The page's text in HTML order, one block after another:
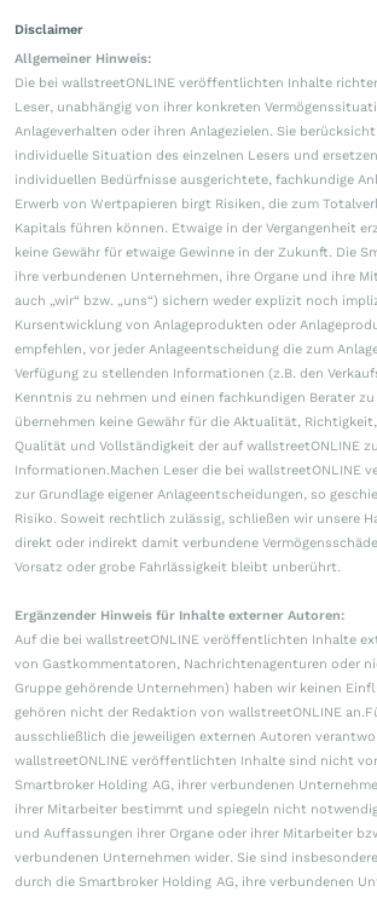
Disclaimer
Allgemeiner Hinweis:
Die bei wallstreetONLINE veröffentlichten Inhalte
Leser, unabhängig von ihrer konkreten
Anlageverhalten oder ihren Anlagezielen. Sie
individuelle Situation des einzelnen Lesers und
individuellen Bedürfnisse ausgerichtete, fachkundige
Erwerb von Wertpapieren birgt Risiken, die zum
Kapitals führen können. Etwaige in der Vergangenheit
keine Gewähr für etwaige Gewinne in der Zukunft. Die
ihre verbundenen Unternehmen, ihre Organe und ihre
auch „wir“ bzw. „uns“) sichern weder explizit noch
Kursentwicklung von Anlageprodukten oder
empfehlen, vor jeder Anlageentscheidung die zum
Verfügung zu stellenden Informationen (z.B. den
Kenntnis zu nehmen und einen fachkundigen Berater
übernehmen keine Gewähr für die Aktualität,
Qualität und Vollständigkeit der auf wallstreetONLINE
Informationen.Machen Leser die bei wallstreetONLINE
zur Grundlage eigener Anlageentscheidungen, so
Risiko. Soweit rechtlich zulässig, schließen wir unsere
direkt oder indirekt damit verbundene
Vorsatz oder grobe Fahrlässigkeit bleibt unberührt.
Ergänzender Hinweis für Inhalte externer Autoren:
Auf die bei wallstreetONLINE veröffentlichten Inhalte
von Gastkommentatoren, Nachrichtenagenturen oder
Gruppe gehörende Unternehmen) haben wir keinen
gehören nicht der Redaktion von wallstreetONLINE
ausschließlich die jeweiligen externen Autoren
wallstreetONLINE veröffentlichten Inhalte sind nicht
Smartbroker Holding AG, ihrer verbundenen
ihrer Mitarbeiter bestimmt und spiegeln nicht
und Auffassungen ihrer Organe oder ihrer Mitarbeiter
verbundenen Unternehmen wider. Sie sind
durch die Smartbroker Holding AG, ihre verbundenen